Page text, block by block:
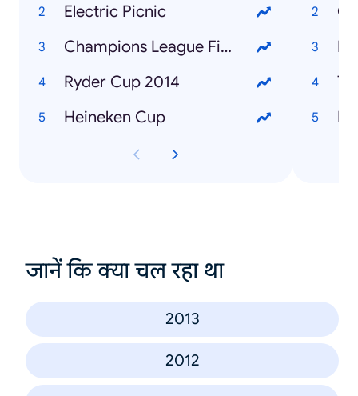
Electric Picnic
Champions League Final
Ryder Cup 2014
Heineken Cup
जानें कि क्या चल रहा था
2013
2012